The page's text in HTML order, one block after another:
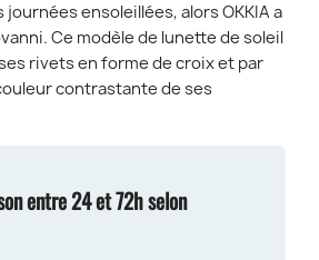
journées ensoleillées, alors OKKIA a
Ce modèle de lunette de soleil
rivets en forme de croix et par
contrastante de ses
entre 24 et 72h selon